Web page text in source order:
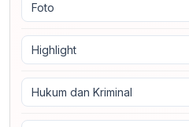
Foto
Highlight
Hukum dan Kriminal